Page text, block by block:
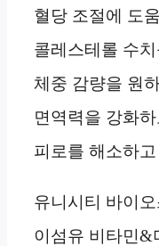
혈당 조절에 도
콜레스테롤 수
체중 감량을 원
면역력을 강화
피로를 해소하
유니시티 바이
이섬유 비타민&